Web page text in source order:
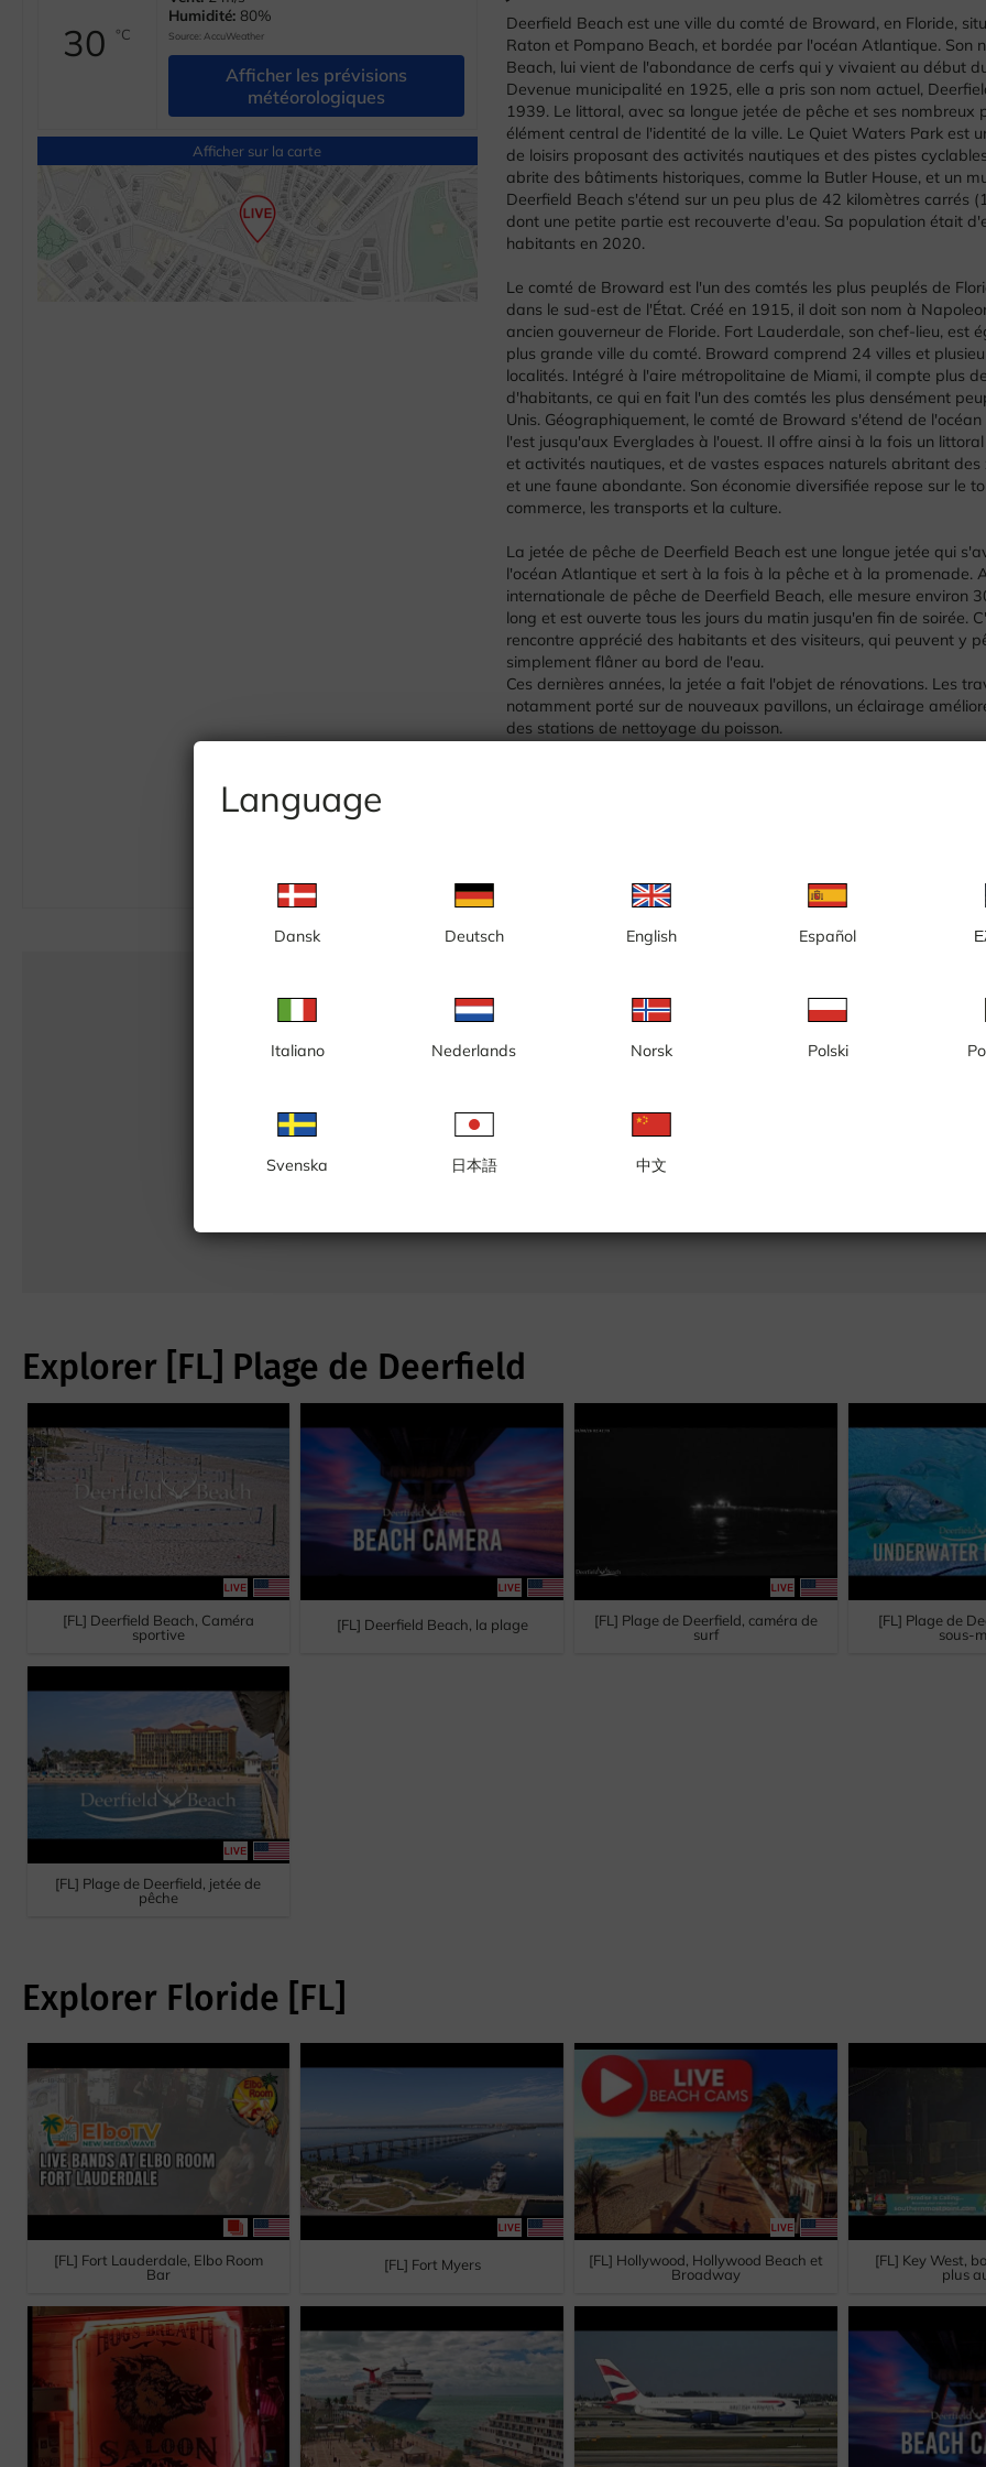
Language
Dansk Deutsch English Español
Italiano Nederlands Norsk Polski
Svenska 日本語 中文
30°C
Humidité: 80%
Source: AccuWeather
Afficher les prévisions
météorologiques
Afficher sur la carte
Deerfield Beach est une ville du comté de Broward, en Floride,
Raton et Pompano Beach, et bordée par l'océan Atlantique. Son
Beach, lui vient de l'abondance de cerfs qui y vivaient au début
Devenue municipalité en 1925, elle a pris son nom actuel,
1939. Le littoral, avec sa longue jetée de pêche et ses nombreux
élément central de l'identité de la ville. Le Quiet Waters Park est
de loisirs proposant des activités nautiques et des pistes
abrite des bâtiments historiques, comme la Butler House, et un
Deerfield Beach s'étend sur un peu plus de 42 kilomètres carrés
dont une petite partie est recouverte d'eau. Sa population était
habitants en 2020.
Le comté de Broward est l'un des comtés les plus peuplés de
dans le sud-est de l'État. Créé en 1915, il doit son nom à
ancien gouverneur de Floride. Fort Lauderdale, son chef-lieu, est
plus grande ville du comté. Broward comprend 24 villes et
localités. Intégré à l'aire métropolitaine de Miami, il compte plus
d'habitants, ce qui en fait l'un des comtés les plus densément
Unis. Géographiquement, le comté de Broward s'étend de
l'est jusqu'aux Everglades à l'ouest. Il offre ainsi à la fois un
et activités nautiques, et de vastes espaces naturels abritant des
et une faune abondante. Son économie diversifiée repose sur le
commerce, les transports et la culture.
La jetée de pêche de Deerfield Beach est une longue jetée qui
l'océan Atlantique et sert à la fois à la pêche et à la promenade.
internationale de pêche de Deerfield Beach, elle mesure environ
long et est ouverte tous les jours du matin jusqu'en fin de soirée.
rencontre apprécié des habitants et des visiteurs, qui peuvent y
simplement flâner au bord de l'eau.
Ces dernières années, la jetée a fait l'objet de rénovations. Les
notamment porté sur de nouveaux pavillons, un éclairage
des stations de nettoyage du poisson.
Explorer [FL] Plage de Deerfield
[FL] Deerfield Beach, Caméra
sportive
[FL] Deerfield Beach, la plage
[FL] Plage de Deerfield, caméra de
surf
[FL] Plage de
sous-
[FL] Plage de Deerfield, jetée de
pêche
Explorer Floride [FL]
[FL] Fort Lauderdale, Elbo Room
Bar
[FL] Fort Myers
[FL] Hollywood, Hollywood Beach et
Broadway
[FL] Key West,
plus